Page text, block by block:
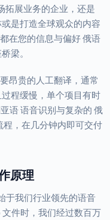
拓展业务的企业，还是
是打造全球观众的内容
在您的信息与偏好 俄语
梁。
昂贵的人工翻译，通常
程缓慢，单个项目有时
语 语音识别与复杂的 俄
，在几分钟内即可交付
原理
于我们行业领先的语音
件时，我们经过数百万